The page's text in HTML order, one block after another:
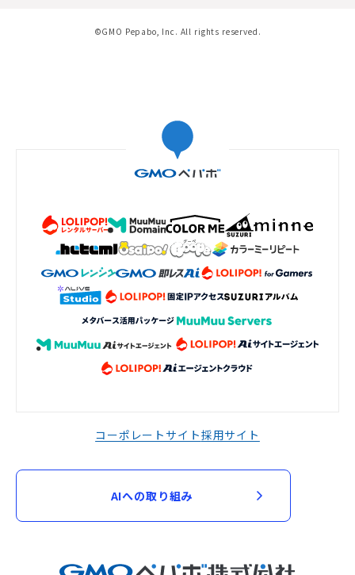
©GMO Pepabo, Inc. All rights reserved.
コーポレートサイト採用サイト
AIへの取り組み